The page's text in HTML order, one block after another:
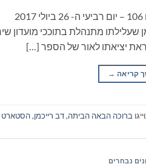
ספרים
מתנהלת בתוככי מועדון
יציאתו לאור של הספר […]
קריאה →
ברוכה הבאה הביתה,דב רייכמן,הסטארט
נבחרים